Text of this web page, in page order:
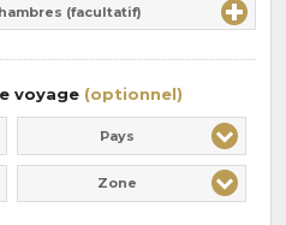
(facultatif)
voyage (optionnel)
Pays
Zone